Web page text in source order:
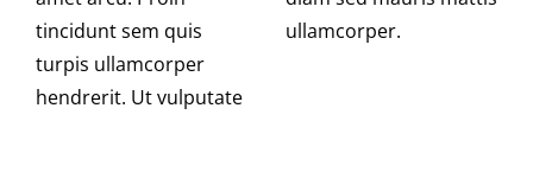
tincidunt sem quis
turpis ullamcorper
hendrerit. Ut vulputate
ullamcorper.